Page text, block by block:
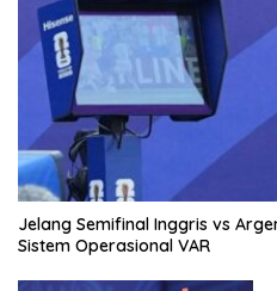
Jelang Semifinal Inggris vs
Sistem Operasional VAR